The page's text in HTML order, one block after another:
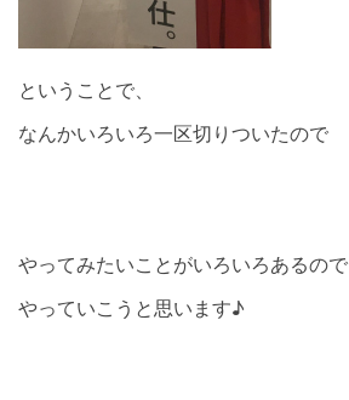
ということで、
なんかいろいろ一区切りついたので
やってみたいことがいろいろあるので
やっていこうと思います♪